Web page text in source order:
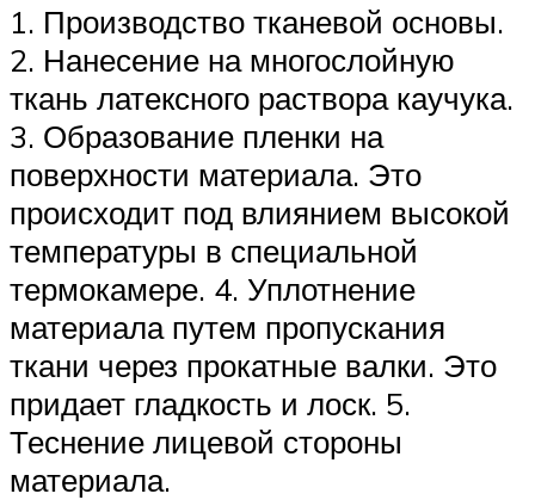
1. Производство тканевой основы.
2. Нанесение на многослойную
ткань латексного раствора каучука.
3. Образование пленки на
поверхности материала. Это
происходит под влиянием высокой
температуры в специальной
термокамере. 4. Уплотнение
материала путем пропускания
ткани через прокатные валки. Это
придает гладкость и лоск. 5.
Теснение лицевой стороны
материала.